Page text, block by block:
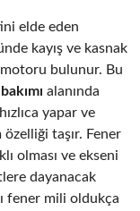
elde eden
kayış ve kasnak
bulunur. Bu
alanında
yapar ve
taşır. Fener
olması ve ekseni
dayanacak
fener mili oldukça